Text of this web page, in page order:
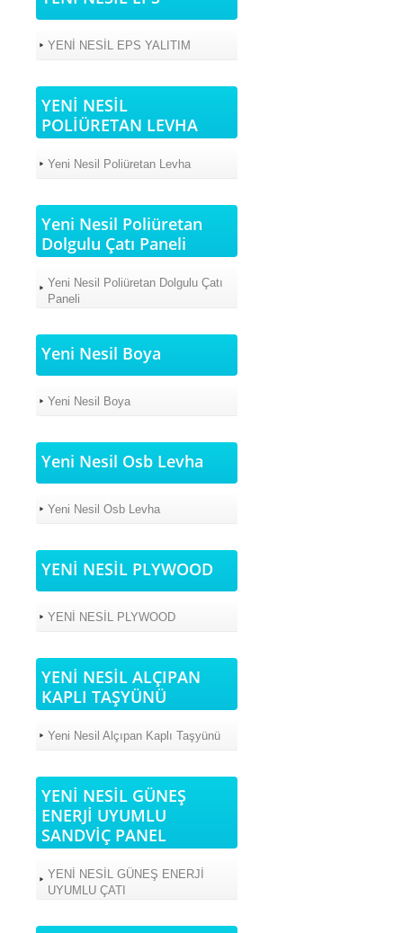
YENİ NESİL EPS YALITIM
YENİ NESİL
POLİÜRETAN LEVHA
Yeni Nesil Poliüretan Levha
Yeni Nesil Poliüretan
Dolgulu Çatı Paneli
Yeni Nesil Poliüretan Dolgulu Çatı
Paneli
Yeni Nesil Boya
Yeni Nesil Boya
Yeni Nesil Osb Levha
Yeni Nesil Osb Levha
YENİ NESİL PLYWOOD
YENİ NESİL PLYWOOD
YENİ NESİL ALÇIPAN
KAPLI TAŞYÜNÜ
Yeni Nesil Alçıpan Kaplı Taşyünü
YENİ NESİL GÜNEŞ
ENERJİ UYUMLU
SANDVİÇ PANEL
YENİ NESİL GÜNEŞ ENERJİ
UYUMLU ÇATI